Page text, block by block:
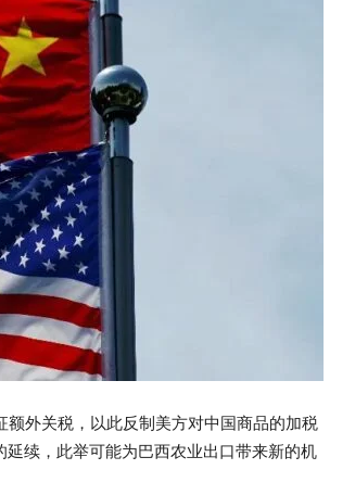
外关税，以此反制美方对中国商品的加税
续，此举可能为巴西农业出口带来新的机